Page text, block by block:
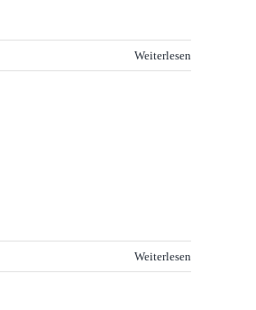
Weiterlesen
Weiterlesen